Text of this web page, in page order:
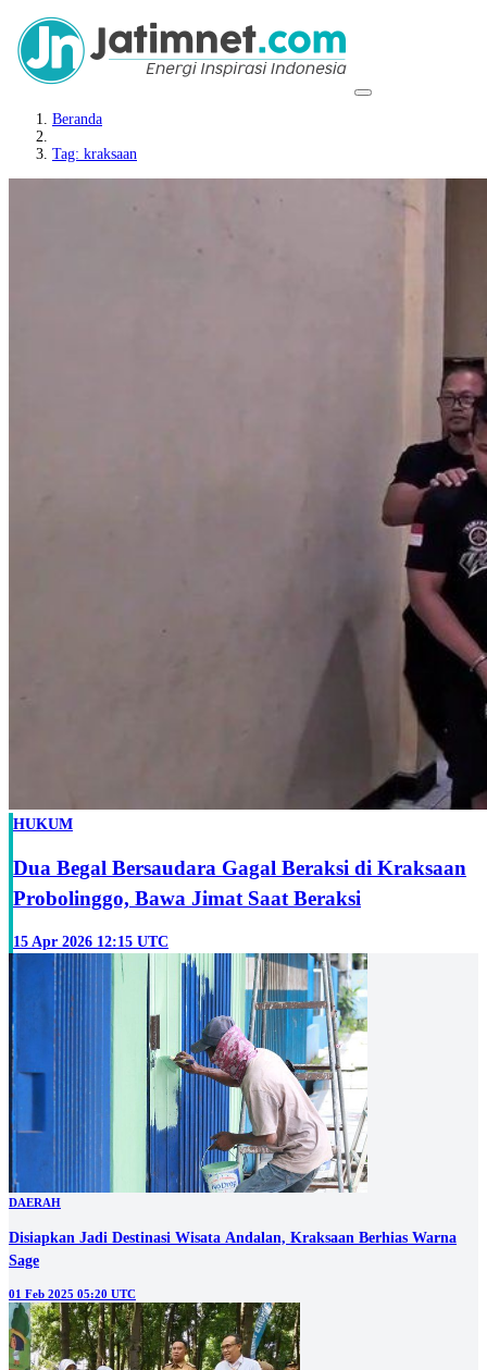
Beranda
Tag: kraksaan
HUKUM
Dua Begal Bersaudara Gagal Beraksi di Kraksaan
Probolinggo, Bawa Jimat Saat Beraksi
15 Apr 2026 12:15 UTC
DAERAH
Disiapkan Jadi Destinasi Wisata Andalan, Kraksaan Berhias Warna
Sage
01 Feb 2025 05:20 UTC